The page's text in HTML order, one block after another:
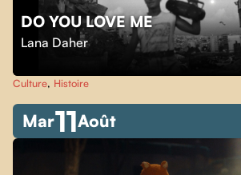
DO YOU LOVE ME
Lana Daher
Culture, Histoire
Mar11Août